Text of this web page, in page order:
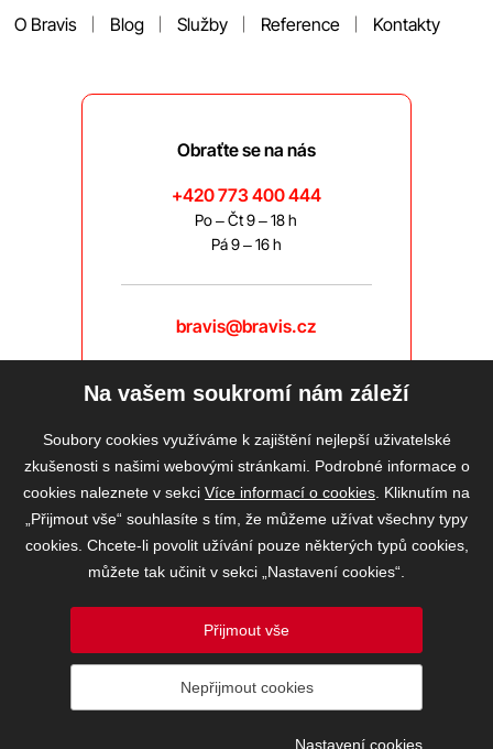
O Bravis
Blog Služby Reference Kontakty
Obraťte se na nás
+420 773 400 444
Po – Čt 9 – 18 h
Pá 9 – 16 h
bravis@bravis.cz
Informace o ochraně osobních údajů
Nastavení cookies
Na vašem soukromí nám záleží
Soubory cookies využíváme k zajištění nejlepší uživatelské
zkušenosti s našimi webovými stránkami. Podrobné informace o
cookies naleznete v sekci Více informací o cookies . Kliknutím na
„Přijmout vše“ souhlasíte s tím, že můžeme užívat všechny typy
cookies. Chcete-li povolit užívání pouze některých typů cookies,
můžete tak učinit v sekci „Nastavení cookies“.
Přijmout vše
Nepřijmout cookies
Nastavení cookies